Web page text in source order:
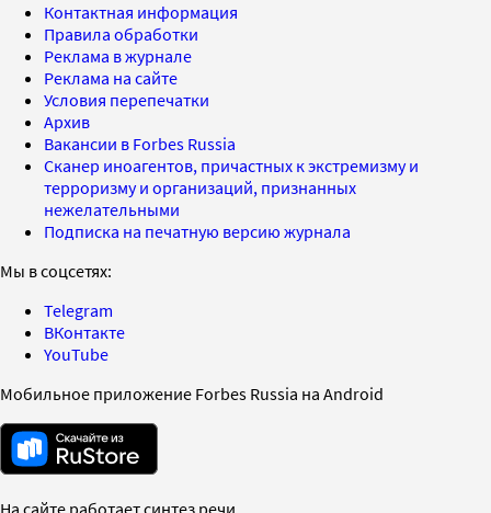
Контактная информация
Правила обработки
Реклама в журнале
Реклама на сайте
Условия перепечатки
Архив
Вакансии в Forbes Russia
Сканер иноагентов, причастных к экстремизму и
терроризму и организаций, признанных
нежелательными
Подписка на печатную версию журнала
Мы в соцсетях:
Telegram
ВКонтакте
YouTube
Мобильное приложение Forbes Russia на Android